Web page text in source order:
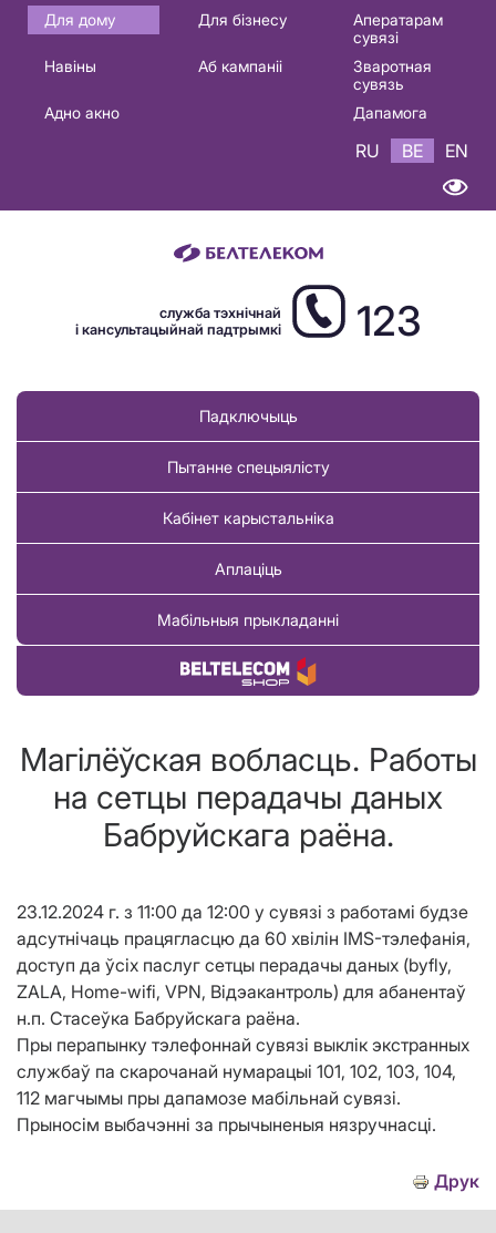
Основная
навигация
Для дому Для бізнесу
Аператарам
сувязі
Навіны
Аб кампаніі
Зваротная
сувязь
Адно акно
Дапамога
RU BE EN
служба тэхнічнай
і кансультацыйнай падтрымкі
123
Падключыць
Пытанне спецыялісту
Кабінет карыстальніка
Аплаціць
Мабільныя прыкладанні
Купіць тавар
Магілёўская вобласць. Работы
на сетцы перадачы даных
Бабруйскага раёна.
23.12.2024 г. з 11:00 да 12:00 у сувязі з работамі будзе
адсутнічаць працягласцю да 60 хвілін IMS-тэлефанія,
доступ да ўсіх паслуг сетцы перадачы даных (byfly,
ZALA, Home-wifi, VPN, Вiдэакантроль) для абанентаў
н.п. Стасеўка Бабруйскага раёна.
Пры перапынку тэлефоннай сувязі выклік экстранных
службаў па скарочанай нумарацыі 101, 102, 103, 104,
112 магчымы пры дапамозе мабільнай сувязі.
Прыносім выбачэнні за прычыненыя нязручнасці.
Друк